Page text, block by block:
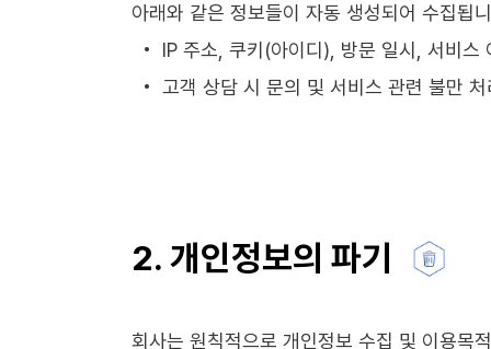
아래와 같은 정보들이 자동 생성되어 수집됩
IP 주소, 쿠키(아이디), 방문 일시, 서비스
고객 상담 시 문의 및 서비스 관련 불만
2. 개인정보의 파기
회사는 원칙적으로 개인정보 수집 및 이용목